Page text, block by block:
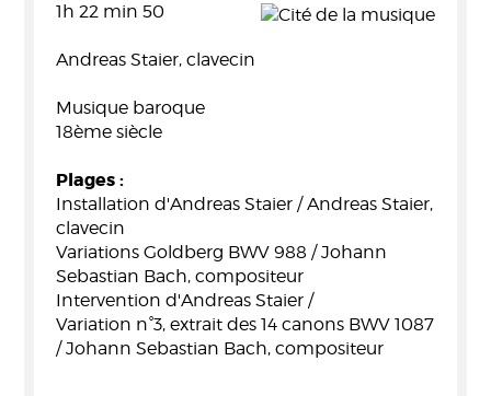
1h 22 min 50
Andreas Staier, clavecin
Musique baroque
18ème siècle
Plages :
Installation d'Andreas Staier / Andreas Staier,
clavecin
Variations Goldberg BWV 988 / Johann
Sebastian Bach, compositeur
Intervention d'Andreas Staier /
Variation n°3, extrait des 14 canons BWV 1087
/ Johann Sebastian Bach, compositeur